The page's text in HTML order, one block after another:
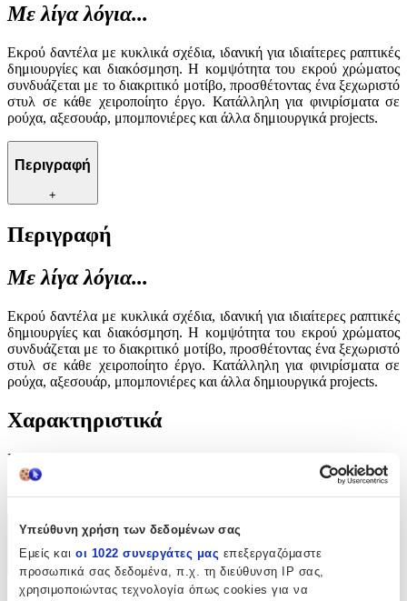
Υπεύθυνη χρήση των δεδομένων σας
Εμείς και οι 1022 συνεργάτες μας επεξεργαζόμαστε
προσωπικά σας δεδομένα, π.χ. τη διεύθυνση IP σας,
χρησιμοποιώντας τεχνολογία όπως cookies για να
Με λίγα λόγια...
Εκρού δαντέλα με κυκλικά σχέδια, ιδανική για ιδιαίτερες ραπτικές
δημιουργίες και διακόσμηση. Η κομψότητα του εκρού χρώματος
συνδυάζεται με το διακριτικό μοτίβο, προσθέτοντας ένα ξεχωριστό
στυλ σε κάθε χειροποίητο έργο. Κατάλληλη για φινιρίσματα σε
ρούχα, αξεσουάρ, μπομπονιέρες και άλλα δημιουργικά projects.
Περιγραφή
+
Περιγραφή
Με λίγα λόγια...
Εκρού δαντέλα με κυκλικά σχέδια, ιδανική για ιδιαίτερες ραπτικές
δημιουργίες και διακόσμηση. Η κομψότητα του εκρού χρώματος
συνδυάζεται με το διακριτικό μοτίβο, προσθέτοντας ένα ξεχωριστό
στυλ σε κάθε χειροποίητο έργο. Κατάλληλη για φινιρίσματα σε
ρούχα, αξεσουάρ, μπομπονιέρες και άλλα δημιουργικά projects.
Χαρακτηριστικά
Είδος
Χαρακτηριστικά
+